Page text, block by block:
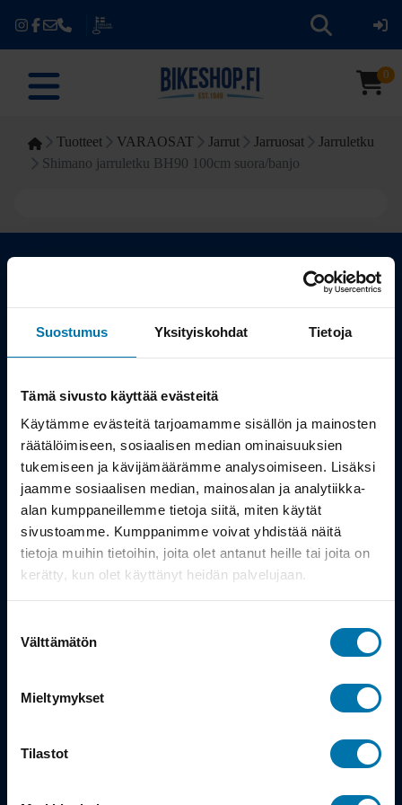
Suostumus Yksityiskohdat Tietoja
Tämä sivusto käyttää evästeitä
Käytämme evästeitä tarjoamamme sisällön ja mainosten
räätälöimiseen, sosiaalisen median ominaisuuksien
tukemiseen ja kävijämäärämme analysoimiseen. Lisäksi
jaamme sosiaalisen median, mainosalan ja analytiikka-
alan kumppaneillemme tietoja siitä, miten käytät
sivustoamme. Kumppanimme voivat yhdistää näitä
tietoja muihin tietoihin, joita olet antanut heille tai joita on
kerätty, kun olet käyttänyt heidän palvelujaan.
valinta
Välttämätön
Mieltymykset
Tilastot
0
Tuotteet VARAOSAT Jarrut Jarruosat
Jarruletku
Shimano jarruletku BH90 100cm suora/banjo
Kauppa
Työsuhdepyörä
Info
Toimitus
Takuu ja palautukset